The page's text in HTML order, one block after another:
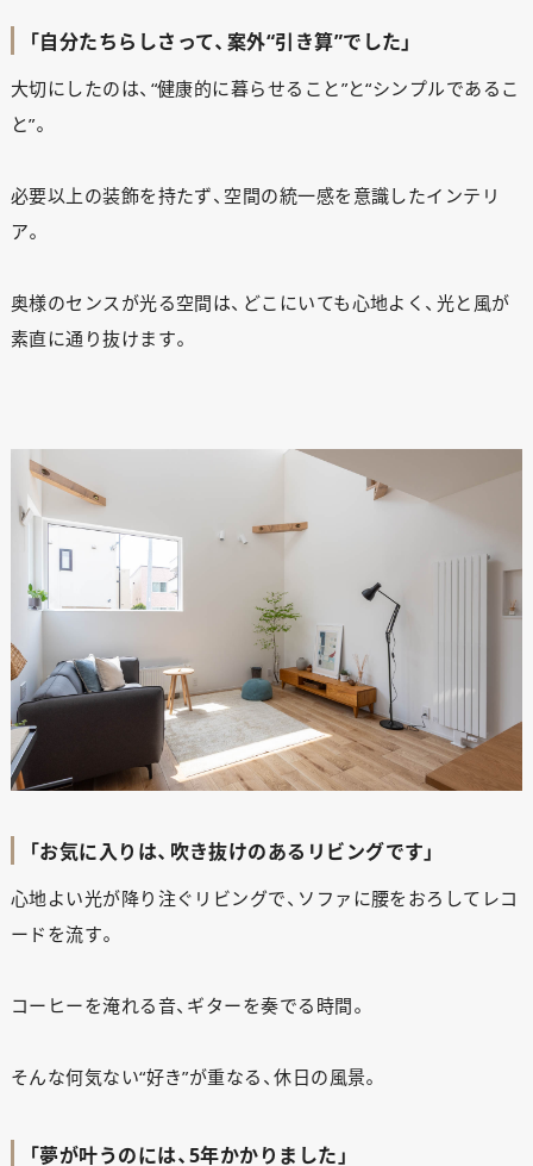
「自分たちらしさって、案外“引き算”でした」
大切にしたのは、“健康的に暮らせること”と“シンプルであるこ
と”。
必要以上の装飾を持たず、空間の統一感を意識したインテリ
ア。
奥様のセンスが光る空間は、どこにいても心地よく、光と風が
素直に通り抜けます。
「お気に入りは、吹き抜けのあるリビングです」
心地よい光が降り注ぐリビングで、ソファに腰をおろしてレコ
ードを流す。
コーヒーを淹れる音、ギターを奏でる時間。
そんな何気ない“好き”が重なる、休日の風景。
「夢が叶うのには、5年かかりました」